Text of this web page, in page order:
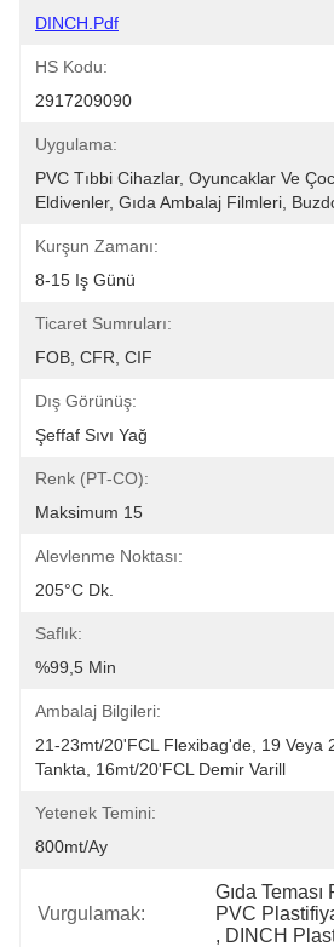
DINCH.pdf
HS Kodu:
2917209090
Uygulama:
PVC Tıbbi Cihazlar, Oyuncaklar Ve
Eldivenler, Gıda Ambalaj Filmleri,
Kurşun Zamanı:
8-15 Iş Günü
Ticaret Sumruları:
FOB, CFR, CIF
Dış Görünüş:
Şeffaf Sıvı Yağ
Renk (PT-CO):
Maksimum 15
Alevlenme Noktası:
205°C Dk.
Saflık:
%99,5 Min
Ambalaj Bilgileri:
21-23mt/20'FCL Flexibag'de, 19 Veya
Tankta, 16mt/20'FCL Demir Varill
Yetenek Temini:
800mt/ay
Vurgulamak:
Gıda
PVC
, DINCH